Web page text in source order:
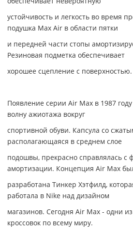
устойчивость и легкость во время
подушка Max Air в области пятки
и передней части стопы
Резиновая подметка обеспечивает
хорошее сцепление с поверхностью.
Появление серии Air Max в 1987
волну ажиотажа вокруг
спортивной обуви. Капсула со
располагающаяся в среднем слое
подошвы, прекрасно справлялась с
амортизации. Концепция Air Max
разработана Тинкер Хэтфилд,
работала в Nike над дизайном
магазинов. Сегодня Air Max - одни
кроссовок по всему миру.